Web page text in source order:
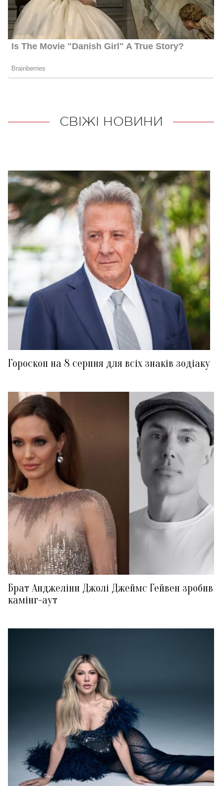
СВІЖІ НОВИНИ
Гороскоп на 8 серпня для всіх знаків зодіаку
Брат Анджеліни Джолі Джеймс Гейвен зробив
камінг-аут